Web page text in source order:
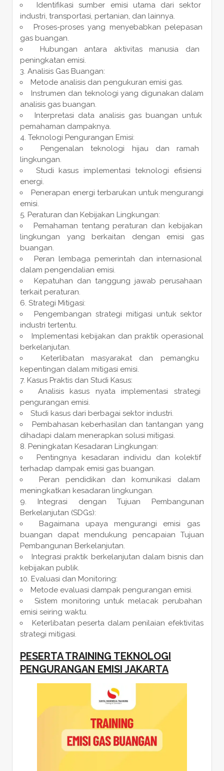
Identifikasi sumber emisi utama dari sektor
industri, transportasi, pertanian, dan lainnya.
Proses-proses yang menyebabkan pelepasan
gas buangan.
Hubungan antara aktivitas manusia dan
peningkatan emisi.
Analisis Gas Buangan:
Metode analisis dan pengukuran emisi gas.
Instrumen dan teknologi yang digunakan dalam
analisis gas buangan.
Interpretasi data analisis gas buangan untuk
pemahaman dampaknya.
Teknologi Pengurangan Emisi:
Pengenalan teknologi hijau dan ramah
lingkungan.
Studi kasus implementasi teknologi efisiensi
energi.
Penerapan energi terbarukan untuk mengurangi
emisi.
Peraturan dan Kebijakan Lingkungan:
Pemahaman tentang peraturan dan kebijakan
lingkungan yang berkaitan dengan emisi gas
buangan.
Peran lembaga pemerintah dan internasional
dalam pengendalian emisi.
Kepatuhan dan tanggung jawab perusahaan
terkait peraturan.
Strategi Mitigasi:
Pengembangan strategi mitigasi untuk sektor
industri tertentu.
Implementasi kebijakan dan praktik operasional
berkelanjutan.
Keterlibatan masyarakat dan pemangku
kepentingan dalam mitigasi emisi.
Kasus Praktis dan Studi Kasus:
Analisis kasus nyata implementasi strategi
pengurangan emisi.
Studi kasus dari berbagai sektor industri.
Pembahasan keberhasilan dan tantangan yang
dihadapi dalam menerapkan solusi mitigasi.
Peningkatan Kesadaran Lingkungan:
Pentingnya kesadaran individu dan kolektif
terhadap dampak emisi gas buangan.
Peran pendidikan dan komunikasi dalam
meningkatkan kesadaran lingkungan.
Integrasi dengan Tujuan Pembangunan
Berkelanjutan (SDGs):
Bagaimana upaya mengurangi emisi gas
buangan dapat mendukung pencapaian Tujuan
Pembangunan Berkelanjutan.
Integrasi praktik berkelanjutan dalam bisnis dan
kebijakan publik.
Evaluasi dan Monitoring:
Metode evaluasi dampak pengurangan emisi.
Sistem monitoring untuk melacak perubahan
emisi seiring waktu.
Keterlibatan peserta dalam penilaian efektivitas
strategi mitigasi.
PESERTATRAINING TEKNOLOGI
PENGURANGAN EMISI JAKARTA